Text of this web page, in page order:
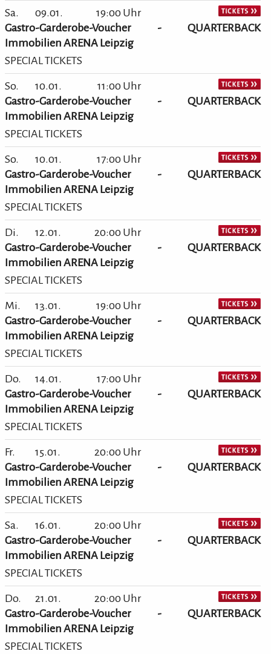
Sa. 09.01.
19:00 Uhr
Gastro-Garderobe-Voucher - QUARTERBACK
Immobilien ARENA Leipzig
SPECIAL TICKETS
So. 10.01.
11:00 Uhr
Gastro-Garderobe-Voucher - QUARTERBACK
Immobilien ARENA Leipzig
SPECIAL TICKETS
So. 10.01.
17:00 Uhr
Gastro-Garderobe-Voucher - QUARTERBACK
Immobilien ARENA Leipzig
SPECIAL TICKETS
Di. 12.01.
20:00 Uhr
Gastro-Garderobe-Voucher - QUARTERBACK
Immobilien ARENA Leipzig
SPECIAL TICKETS
Mi. 13.01.
19:00 Uhr
Gastro-Garderobe-Voucher - QUARTERBACK
Immobilien ARENA Leipzig
SPECIAL TICKETS
Do. 14.01.
17:00 Uhr
Gastro-Garderobe-Voucher - QUARTERBACK
Immobilien ARENA Leipzig
SPECIAL TICKETS
Fr. 15.01.
20:00 Uhr
Gastro-Garderobe-Voucher - QUARTERBACK
Immobilien ARENA Leipzig
SPECIAL TICKETS
Sa. 16.01.
20:00 Uhr
Gastro-Garderobe-Voucher - QUARTERBACK
Immobilien ARENA Leipzig
SPECIAL TICKETS
Do. 21.01.
20:00 Uhr
Gastro-Garderobe-Voucher - QUARTERBACK
Immobilien ARENA Leipzig
SPECIAL TICKETS